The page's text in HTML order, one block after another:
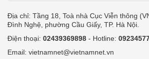
Địa chỉ: Tầng 18, Toà nhà Cục Viễn thông
Đình Nghệ, phường Cầu Giấy, TP. Hà Nội.
Điện thoại: 02439369898 - Hotline:
Email: vietnamnet@vietnamnet.vn